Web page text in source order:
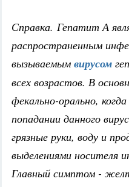
Справка. Гепатит А
распространенным
вызываемым вирусом
всех возрастов. В
фекально-орально,
попадании данного
грязные руки, воду и
выделениями носителя
Главный симптом -